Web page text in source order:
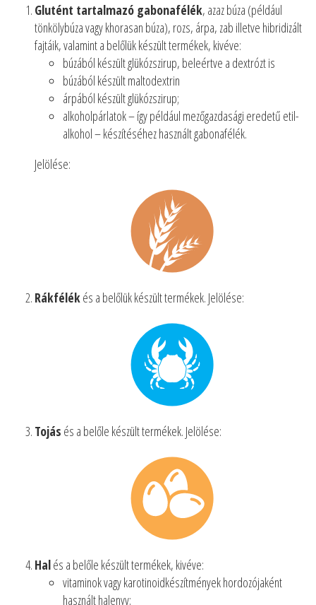
Glutént tartalmazó gabonafélék, azaz búza (például
tönkölybúza vagy khorasan búza), rozs, árpa, zab illetve hibridizált
fajtáik, valamint a belőlük készült termékek, kivéve:
búzából készült glükózszirup, beleértve a dextrózt is
búzából készült maltodextrin
árpából készült glükózszirup;
alkoholpárlatok – így például mezőgazdasági eredetű etil-
alkohol – készítéséhez használt gabonafélék.
Jelölése:
Rákfélékés a belőlük készült termékek. Jelölése:
Tojás és a belőle készült termékek. Jelölése:
Halés a belőle készült termékek, kivéve:
vitaminok vagy karotinoidkészítmények hordozójaként
használt halenyv;